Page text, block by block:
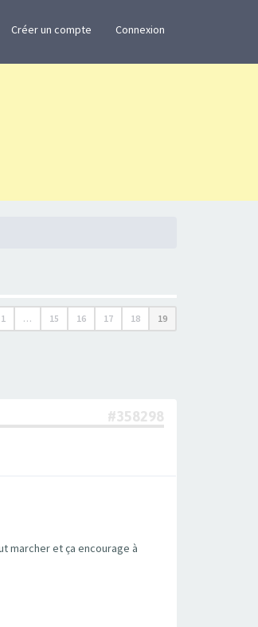
Créer un compte Connexion
1 … 15 16 17 18 19
#358298
marcher et ça encourage à